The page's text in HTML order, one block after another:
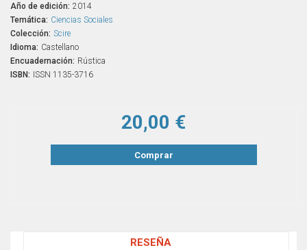
Año de edición: 2014
Temática: Ciencias Sociales
Colección: Scire
Idioma: Castellano
Encuadernación: Rústica
ISBN: ISSN 1135-3716
20,00 €
Comprar
RESEÑA